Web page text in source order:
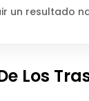
resultado
Los